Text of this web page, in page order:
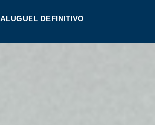
ALUGUEL DEFINITIVO